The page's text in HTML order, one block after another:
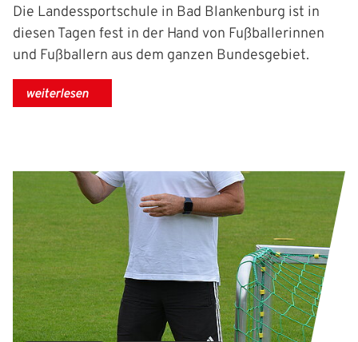
Die Landessportschule in Bad Blankenburg ist in
diesen Tagen fest in der Hand von Fußballerinnen
und Fußballern aus dem ganzen Bundesgebiet.
weiterlesen